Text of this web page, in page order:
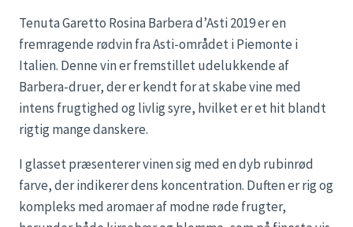
Tenuta Garetto Rosina Barbera d’Asti 2019 er en
fremragende rødvin fra Asti-området i Piemonte i
Italien. Denne vin er fremstillet udelukkende af
Barbera-druer, der er kendt for at skabe vine med
intens frugtighed og livlig syre, hvilket er et hit blandt
rigtig mange danskere.
I glasset præsenterer vinen sig med en dyb rubinrød
farve, der indikerer dens koncentration. Duften er rig og
kompleks med aromaer af modne røde frugter,